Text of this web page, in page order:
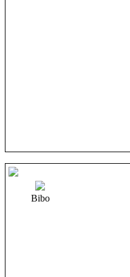
Bibo